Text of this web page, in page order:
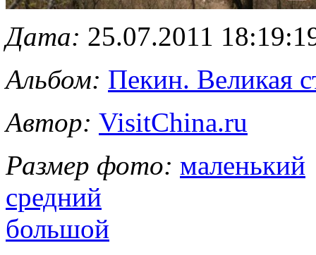
Дата: 25.07.2011
Альбом: Пекин. Великая
Автор: VisitChina.ru
Размер фото: маленький
средний
большой